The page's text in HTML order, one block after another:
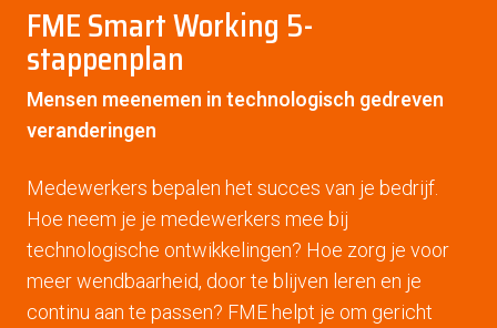
FME Smart Working 5-
stappenplan
Mensen meenemen in technologisch gedreven
veranderingen
Medewerkers bepalen het succes van je bedrijf.
Hoe neem je je medewerkers mee bij
technologische ontwikkelingen? Hoe zorg je voor
meer wendbaarheid, door te blijven leren en je
continu aan te passen? FME helpt je om gericht